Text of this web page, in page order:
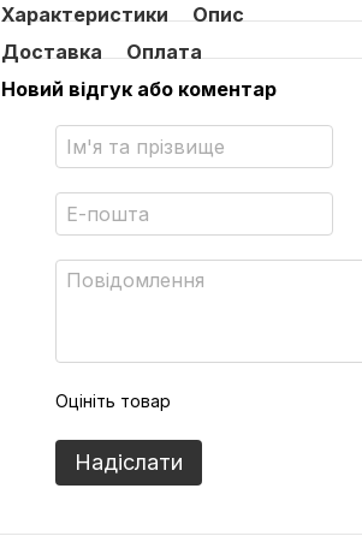
Характеристики
Опис
Доставка
Оплата
Новий відгук або коментар
Оцініть товар
Надіслати